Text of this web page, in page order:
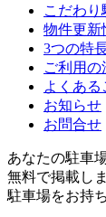
こだわり
物件更新
3つの特
ご利用の
よくある
お知らせ
お問合せ
あなたの駐車
無料で掲載し
駐車場をお持